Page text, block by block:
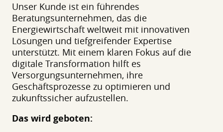
Unser Kunde ist ein führendes
Beratungsunternehmen, das die
Energiewirtschaft weltweit mit innovativen
Lösungen und tiefgreifender Expertise
unterstützt. Mit einem klaren Fokus auf die
digitale Transformation hilft es
Versorgungsunternehmen, ihre
Geschäftsprozesse zu optimieren und
zukunftssicher aufzustellen.
Das wird geboten: